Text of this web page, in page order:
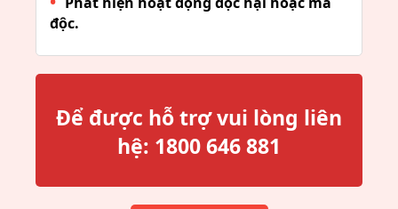
độc.
Để được hỗ trợ vui lòng liên
hệ: 1800 646 881